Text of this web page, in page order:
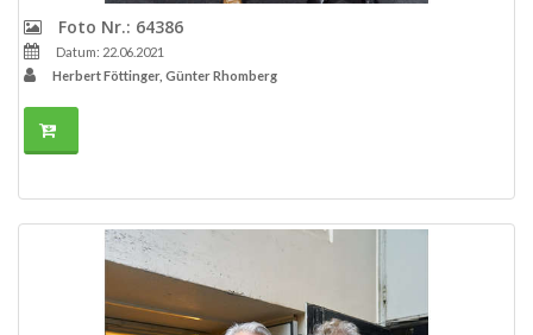
Foto Nr.: 64386
Datum: 22.06.2021
Herbert Föttinger, Günter Rhomberg